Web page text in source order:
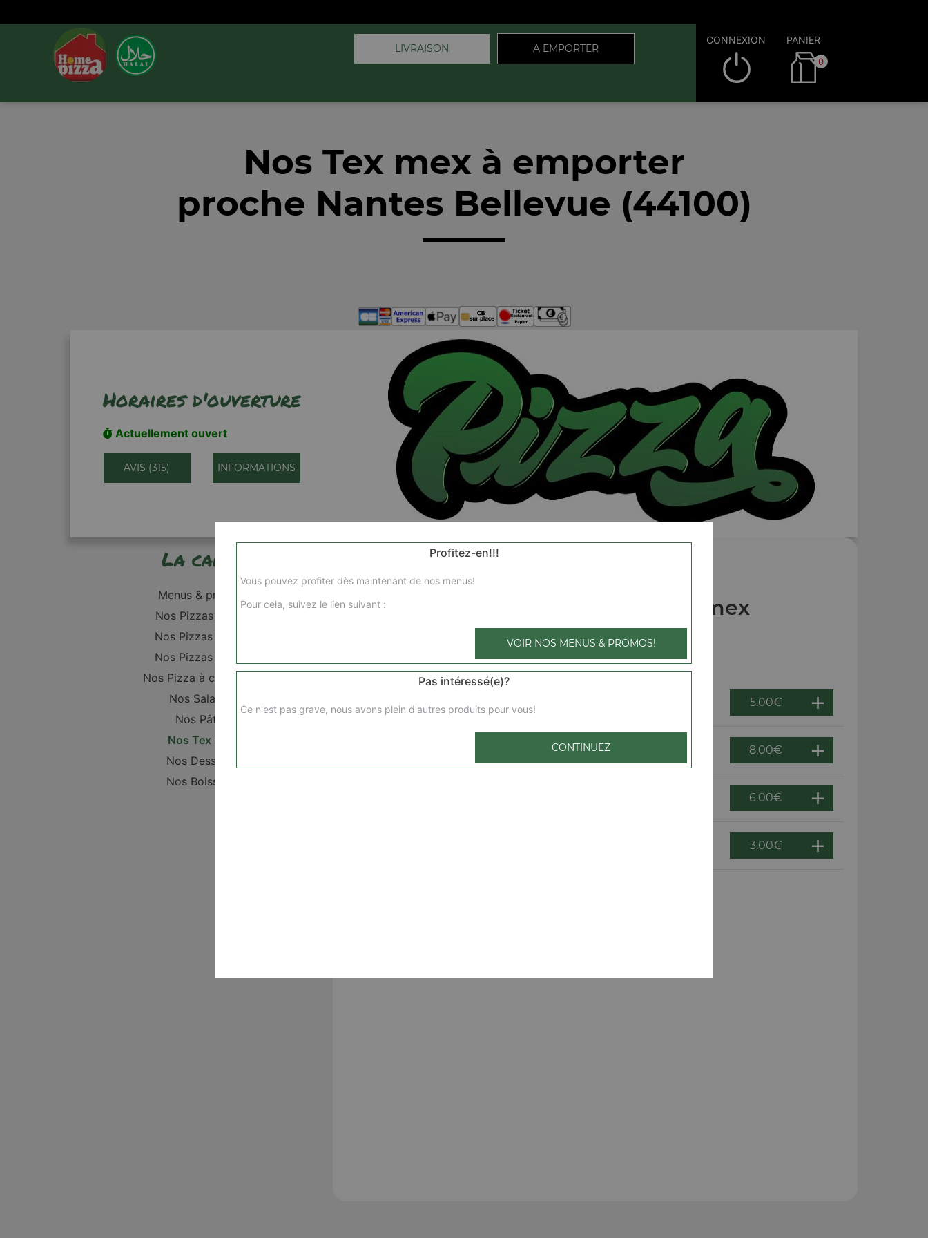
LIVRAISON A EMPORTER
CONNEXION PANIER
0
Nos Tex mex à emporter
proche Nantes Bellevue (44100)
Horaires d'ouverture
Actuellement ouvert
AVIS (315) INFORMATIONS
La carte
Menus & promos
Nos Pizzas 1 pers
Nos Pizzas 2 pers
Nos Pizzas 4 pers
Nos Pizza à composer
Nos Salades
Nos Pâtes
Nos Tex mex
Nos Desserts
Nos Boissons
Nos Tex mex
5.00€
8.00€
6.00€
3.00€
Profitez-en!!!
Vous pouvez profiter dès maintenant de nos menus!
Pour cela, suivez le lien suivant :
VOIR NOS MENUS & PROMOS!
Pas intéressé(e)?
Ce n'est pas grave, nous avons plein d'autres produits pour vous!
CONTINUEZ